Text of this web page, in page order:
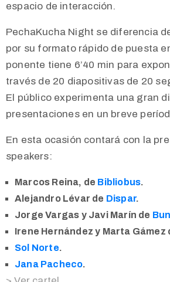
espacio de interacción.
PechaKucha Night se diferencia
por su formato rápido de puesta
ponente tiene 6’40 min para
través de 20 diapositivas de 20
El público experimenta una gran
presentaciones en un breve
En esta ocasión contará con la
speakers:
Marcos Reina, de Bibliobus.
Alejandro Lévar de Dispar.
Jorge Vargas y Javi Marín de
Irene Hernández y Marta Gámez
Sol Norte.
Jana Pacheco.